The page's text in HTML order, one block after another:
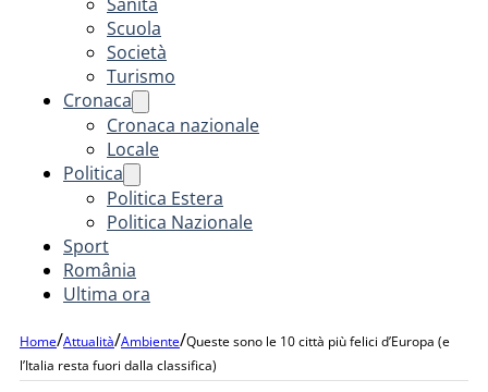
Scuola
Società
Turismo
Cronaca
Cronaca nazionale
Locale
Politica
Politica Estera
Politica Nazionale
Sport
România
Ultima ora
Home/Attualità/Ambiente/Queste sono le 10 città più felici d’Europa (e
l’Italia resta fuori dalla classifica)